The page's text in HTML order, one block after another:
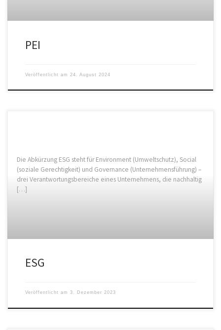
PEI
Veröffentlicht am 24. August 2024
Die Abkürzung ESG steht für Environment (Umweltschutz), Social
(soziale Gerechtigkeit) und Governance (Unternehmensführung) –
drei Verantwortungsbereiche eines Unternehmens, die nachhaltig
[…]
ESG
Veröffentlicht am 3. Dezember 2023